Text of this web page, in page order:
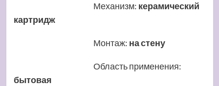
Механизм: керамический
картридж
Монтаж: на стену
Область применения:
бытовая